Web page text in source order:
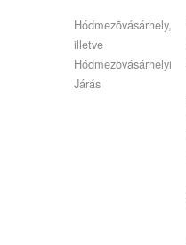
Hódmezõvásárhely,
illetve
Hódmezõvásárhelyi
Járás